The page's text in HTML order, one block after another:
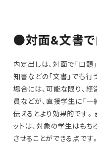
●対面&文書で
内定出しは、対面で「口頭
知書などの「文書」でも行
場合には、可能な限り、経
員などが、直接学生に「
伝えるとより効果的です。
ットは、対象の学生はも
させることができる点です